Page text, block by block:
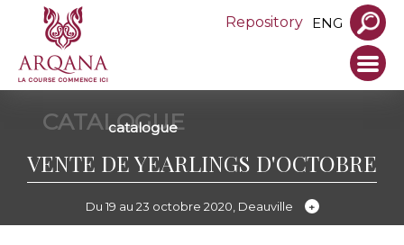
Repository ENG
CATALOGUE
catalogue
VENTE DE YEARLINGS D'OCTOBRE
Du 19 au 23 octobre 2020, Deauville